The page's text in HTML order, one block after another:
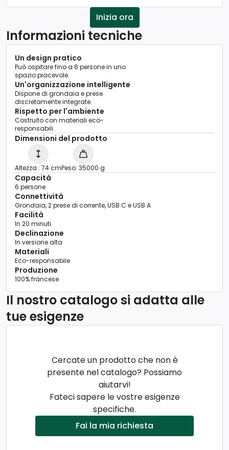
Inizia ora
Informazioni tecniche
Un design pratico
Può ospitare fino a 6 persone in uno
spazio piacevole.
Un'organizzazione intelligente
Dispone di grondaia e prese
discretamente integrate.
Rispetto per l'ambiente
Costruito con materiali eco-
responsabili.
Dimensioni del prodotto
Altezza : 74 cmPeso: 35000 g
Capacità
6 persone
Connettività
Grondaia, 2 prese di corrente, USB C e USB A
Facilità
In 20 minuti
Declinazione
In versione alta
Materiali
Eco-responsabile
Produzione
100% francese
Il nostro catalogo si adatta alle
tue esigenze
Cercate un prodotto che non è
presente nel catalogo? Possiamo
aiutarvi!
Fateci sapere le vostre esigenze
specifiche.
Fai la mia richiesta